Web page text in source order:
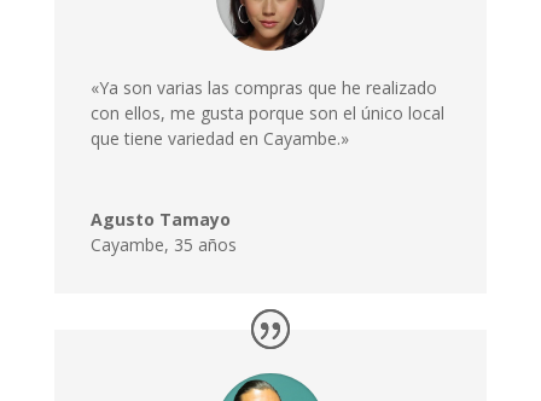
«Ya son varias las compras que he realizado
con ellos, me gusta porque son el único local
que tiene variedad en Cayambe.»
Agusto Tamayo
Cayambe, 35 años